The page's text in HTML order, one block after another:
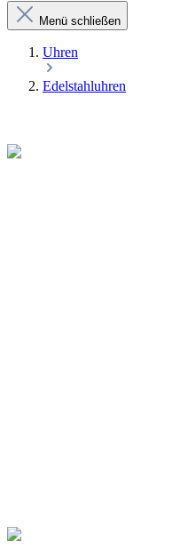
Menü schließen
Uhren
Edelstahluhren